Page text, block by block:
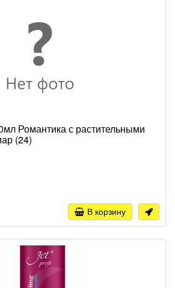
Романтика с растительными
(24)
В корзину